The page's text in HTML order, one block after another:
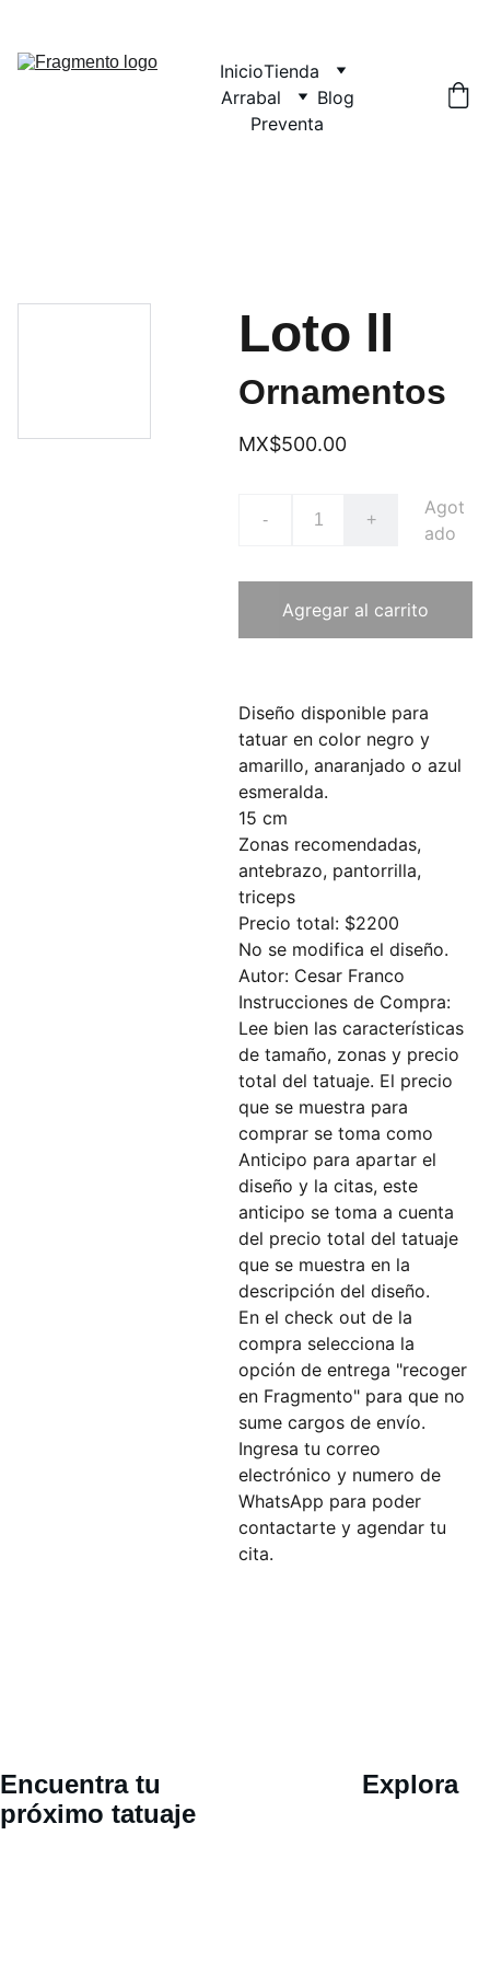
InicioTienda
Arrabal
Blog
Preventa
Loto ll
Ornamentos
MX$500.00
- +
Agot
ado
Agregar al carrito
Diseño disponible para
tatuar en color negro y
amarillo, anaranjado o azul
esmeralda.
15 cm
Zonas recomendadas,
antebrazo, pantorrilla,
triceps
Precio total: $2200
No se modifica el diseño.
Autor: Cesar Franco
Instrucciones de Compra:
Lee bien las características
de tamaño, zonas y precio
total del tatuaje. El precio
que se muestra para
comprar se toma como
Anticipo para apartar el
diseño y la citas, este
anticipo se toma a cuenta
del precio total del tatuaje
que se muestra en la
descripción del diseño.
En el check out de la
compra selecciona la
opción de entrega "recoger
en Fragmento" para que no
sume cargos de envío.
Ingresa tu correo
electrónico y numero de
WhatsApp para poder
contactarte y agendar tu
cita.
Explora
Encuentra tu
próximo tatuaje